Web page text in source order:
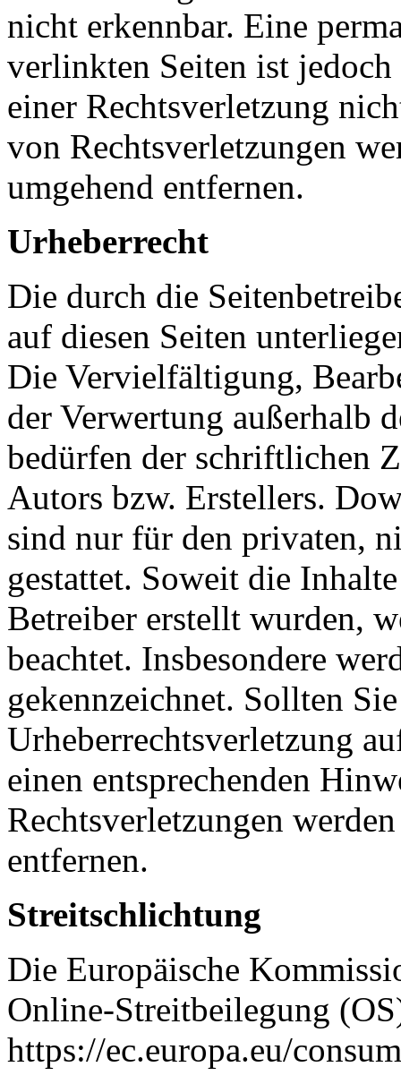
nicht erkennbar. Eine
verlinkten Seiten ist
einer Rechtsverletzung
von Rechtsverletzungen
umgehend entfernen.
Urheberrecht
Die durch die
auf diesen Seiten
Die Vervielfältigung,
der Verwertung außerhalb
bedürfen der schriftlichen
Autors bzw. Erstellers.
sind nur für den privaten,
gestattet. Soweit die
Betreiber erstellt wurden,
beachtet. Insbesondere
gekennzeichnet. Sollten
Urheberrechtsverletzung
einen entsprechenden
Rechtsverletzungen
entfernen.
Streitschlichtung
Die Europäische
Online-Streitbeilegung
https://ec.europa.eu/